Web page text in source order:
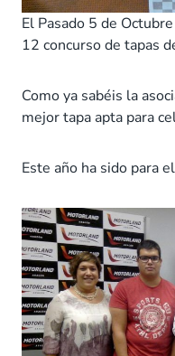
El Pasado 5 de
12 concurso de tapas
Como ya sabéis la
mejor tapa apta para
Este año ha sido para